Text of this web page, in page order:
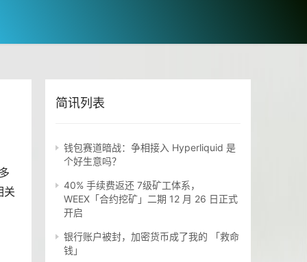
关
简讯列表
钱包赛道暗战：争相接入 Hyperliquid 是
个好生意吗？
40% 手续费返还 7级矿工体系，
WEEX「合约挖矿」二期 12 月 26 日正式
开启
银行账户被封，加密货币成了我的 「救命
钱」